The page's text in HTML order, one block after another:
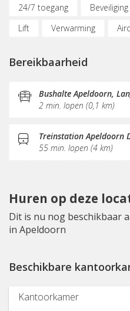
24/7 toegang Beveiliging
Lift
Verwarming
Oplaadpunt auto
(Flex)werkplekken
Opslagruimte
Printservice
KVK-
Restaurant
Koffie/thee
Dakterras
Bereikbaarheid
Bushalte Apeldoorn,
2 min. lopen (0,1 km)
Treinstation Apeldoorn
55 min. lopen (4 km)
Huren op deze
Dit is nu nog beschikbaar
in Apeldoorn
Beschikbare
Kantoorkamer